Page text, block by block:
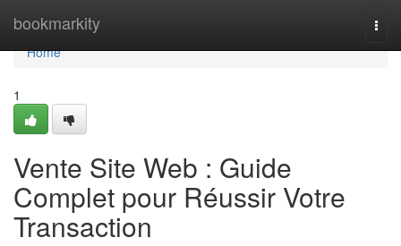
bookmarkity
Home
Home
1
Vente Site Web : Guide
Complet pour Réussir Votre
Transaction